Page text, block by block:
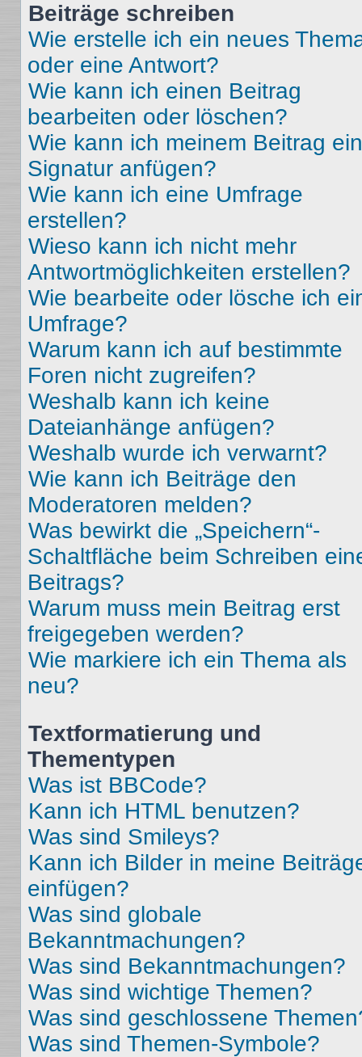
Beiträge schreiben
Wie erstelle ich ein neues
oder eine Antwort?
Wie kann ich einen Beitrag
bearbeiten oder löschen?
Wie kann ich meinem Beitrag
Signatur anfügen?
Wie kann ich eine Umfrage
erstellen?
Wieso kann ich nicht mehr
Antwortmöglichkeiten erstellen?
Wie bearbeite oder lösche ich
Umfrage?
Warum kann ich auf bestimmte
Foren nicht zugreifen?
Weshalb kann ich keine
Dateianhänge anfügen?
Weshalb wurde ich verwarnt?
Wie kann ich Beiträge den
Moderatoren melden?
Was bewirkt die „Speichern“-
Schaltfläche beim Schreiben
Beitrags?
Warum muss mein Beitrag erst
freigegeben werden?
Wie markiere ich ein Thema als
neu?
Textformatierung und
Thementypen
Was ist BBCode?
Kann ich HTML benutzen?
Was sind Smileys?
Kann ich Bilder in meine
einfügen?
Was sind globale
Bekanntmachungen?
Was sind Bekanntmachungen?
Was sind wichtige Themen?
Was sind geschlossene
Was sind Themen-Symbole?